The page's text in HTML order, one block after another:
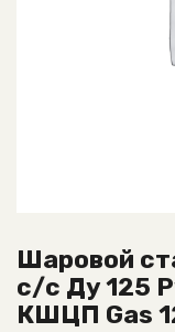
Шаровой
с/с Ду 125
КШЦП Gas